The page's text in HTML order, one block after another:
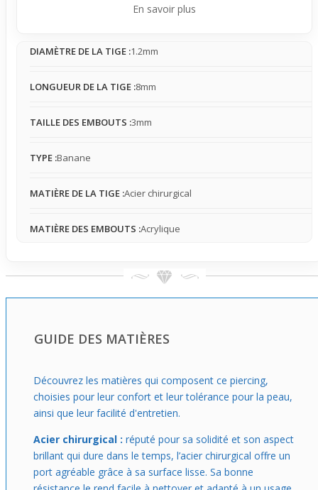
une luminosité révélatrice sans être trop visible en temps
Concret et facile à porter, ce
pourraient attirer trop l'œil. La forme et la taille de ses
légèrement accrocher selon les mouvements. Ce bijou
embellira subtilement l'arcade sans la transformer.
porter en contexte professionnel ou casual, ce piercing se
confort et de son adaptation aux situations calmes.
quotidien quand tu souhaites rester stylé sans en faire
En savoir plus
DIAMÈTRE DE LA TIGE :1.2mm
LONGUEUR DE LA TIGE :8mm
TAILLE DES EMBOUTS :3mm
TYPE :Banane
MATIÈRE DE LA TIGE :Acier chirurgical
MATIÈRE DES EMBOUTS :Acrylique
GUIDE DES MATIÈRES
Découvrez les matières qui composent ce piercing,
choisies pour leur confort et leur tolérance pour la peau,
ainsi que leur facilité d'entretien.
Acier chirurgical : réputé pour sa solidité et son aspect
brillant qui dure dans le temps, l’acier chirurgical offre un
port agréable grâce à sa surface lisse. Sa bonne